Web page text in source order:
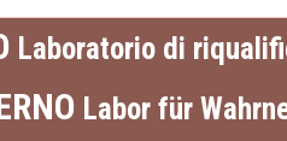
Laboratorio di
Labor für